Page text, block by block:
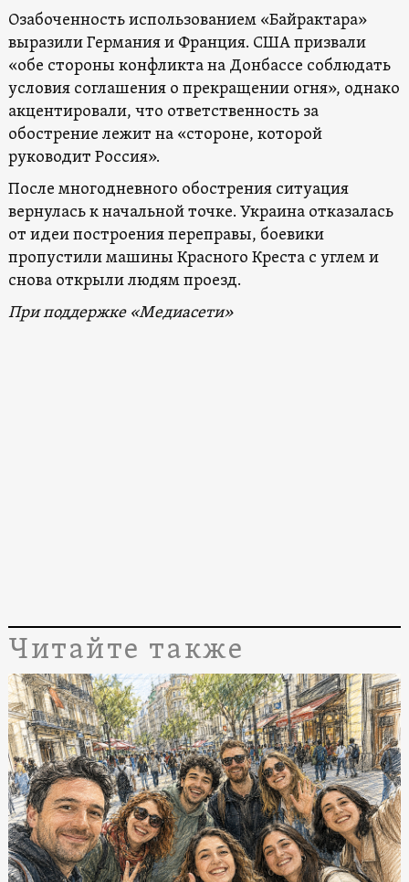
Озабоченность использованием «Байрактара»
выразили Германия и Франция. США призвали
«обе стороны конфликта на Донбассе соблюдать
условия соглашения о прекращении огня», однако
акцентировали, что ответственность за
обострение лежит на «стороне, которой
руководит Россия».
После многодневного обострения ситуация
вернулась к начальной точке. Украина отказалась
от идеи построения переправы, боевики
пропустили машины Красного Креста с углем и
снова открыли людям проезд.
При поддержке «Медиасети»
Читайте также